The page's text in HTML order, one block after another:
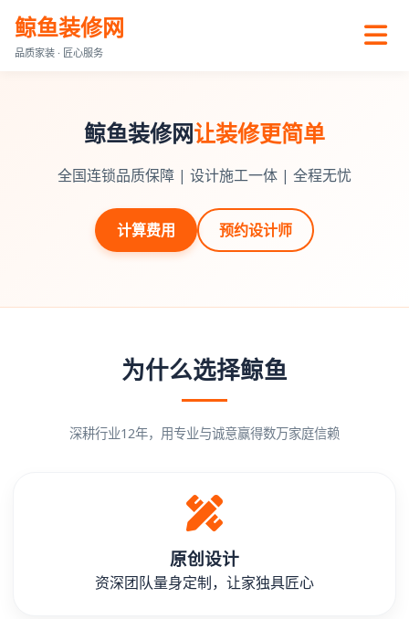
鲸鱼装修网
品质家装 · 匠心服务
鲸鱼装修网让装修更简单
全国连锁品质保障 | 设计施工一体 | 全程无忧
计算费用 预约设计师
为什么选择鲸鱼
深耕行业12年，用专业与诚意赢得数万家庭信赖
原创设计
资深团队量身定制，让家独具匠心